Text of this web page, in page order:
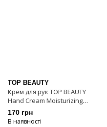
TOP BEAUTY
Крем для рук TOP BEAUTY
Hand Cream Moisturizing
Cherry
170 грн
В наявності